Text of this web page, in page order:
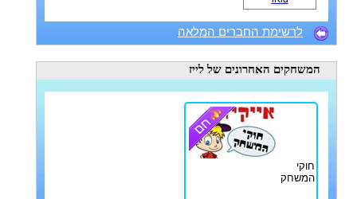
לרשימת החברים המלאה
המשחקים האחרונים של לייז
חוקי
המשחק